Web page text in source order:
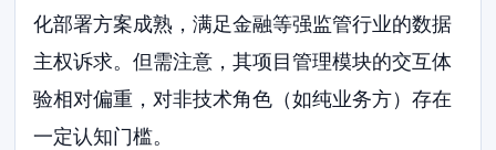
化部署方案成熟，满足金融等强监管行业的数据
主权诉求。但需注意，其项目管理模块的交互体
验相对偏重，对非技术角色（如纯业务方）存在
一定认知门槛。